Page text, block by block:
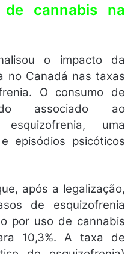
cannabis na
o impacto da
no Canadá nas taxas
O consumo de
associado ao
uma
episódios psicóticos
após a legalização,
de esquizofrenia
por uso de cannabis
10,3%. A taxa de